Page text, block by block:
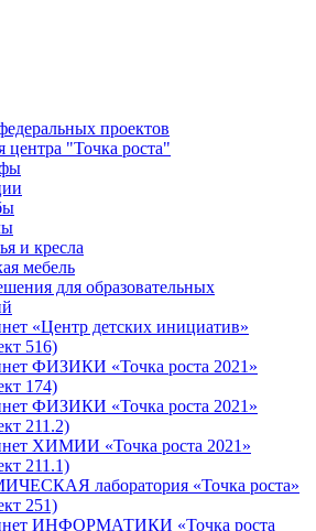
проектов
центра "Точка роста"
и кресла
мебель
для образовательных
«Центр детских инициатив»
516)
ФИЗИКИ «Точка роста 2021»
174)
ФИЗИКИ «Точка роста 2021»
211.2)
ХИМИИ «Точка роста 2021»
211.1)
лаборатория «Точка роста»
251)
ИНФОРМАТИКИ «Точка роста